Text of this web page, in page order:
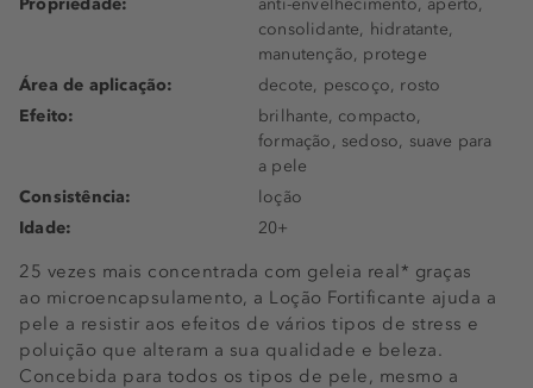
25 vezes mais concentrada com geleia real* graças
ao microencapsulamento, a Loção Fortificante ajuda a
pele a resistir aos efeitos de vários tipos de stress e
poluição que alteram a sua qualidade e beleza.
Concebida para todos os tipos de pele, mesmo a
Propriedade:
anti-envelhecimento, aperto,
consolidante, hidratante,
manutenção, protege
Área de aplicação:
decote, pescoço, rosto
Efeito:
brilhante, compacto,
formação, sedoso, suave para
a pele
Consistência:
loção
Idade:
20+